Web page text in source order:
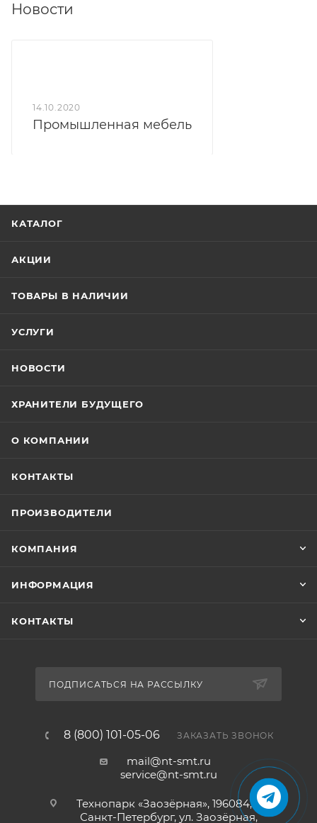
Новости
14.10.2020
Промышленная мебель
КАТАЛОГ
АКЦИИ
ТОВАРЫ В НАЛИЧИИ
УСЛУГИ
НОВОСТИ
ХРАНИТЕЛИ БУДУЩЕГО
О КОМПАНИИ
КОНТАКТЫ
ПРОИЗВОДИТЕЛИ
КОМПАНИЯ
ИНФОРМАЦИЯ
КОНТАКТЫ
ПОДПИСАТЬСЯ НА РАССЫЛКУ
8 (800) 101-05-06 ЗАКАЗАТЬ ЗВОНОК
mail@nt-smt.ru
service@nt-smt.ru
Технопарк «Заозёрная», 196084, г.
Санкт-Петербург, ул. Заозёрная,